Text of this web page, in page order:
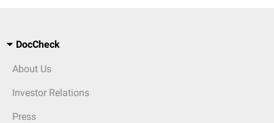
DocCheck
About Us
Investor Relations
Press